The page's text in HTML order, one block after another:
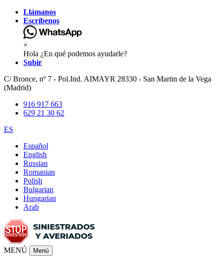
Llámanos
Escríbenos
×
Hola ¿En qué podemos ayudarle?
Subir
C/ Bronce, nº 7 - Pol.Ind. AIMAYR 28330 - San Martin de la Vega
(Madrid)
916 917 663
629 21 30 62
ES
Español
English
Russian
Romanian
Polish
Bulgarian
Hungarian
Arab
MENÚ Menú